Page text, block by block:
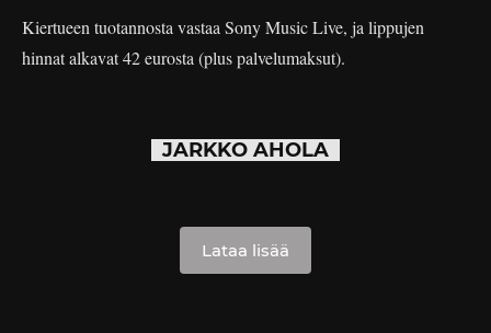
Kiertueen tuotannosta vastaa Sony Music Live, ja lippujen
hinnat alkavat 42 eurosta (plus palvelumaksut).
JARKKO AHOLA
Lataa lisää